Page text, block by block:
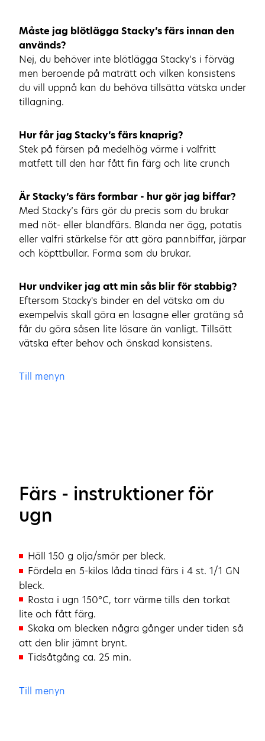
Måste jag blötlägga Stacky’s färs innan den
används?
Nej, du behöver inte blötlägga Stacky’s i förväg
men beroende på maträtt och vilken konsistens
du vill uppnå kan du behöva tillsätta vätska under
tillagning.
Hur får jag Stacky’s färs knaprig?
Stek på färsen på medelhög värme i valfritt
matfett till den har fått fin färg och lite crunch
Är Stacky’s färs formbar - hur gör jag biffar?
Med Stacky’s färs gör du precis som du brukar
med nöt- eller blandfärs. Blanda ner ägg, potatis
eller valfri stärkelse för att göra pannbiffar, järpar
och köpttbullar. Forma som du brukar.
Hur undviker jag att min sås blir för stabbig?
Eftersom Stacky's binder en del vätska om du
exempelvis skall göra en lasagne eller gratäng så
får du göra såsen lite lösare än vanligt. Tillsätt
vätska efter behov och önskad konsistens.
Till menyn
Färs - instruktioner för
ugn
Häll 150 g olja/smör per bleck.
Fördela en 5-kilos låda tinad färs i 4 st. 1/1 GN
bleck.
Rosta i ugn 150°C, torr värme tills den torkat
lite och fått färg.
Skaka om blecken några gånger under tiden så
att den blir jämnt brynt.
Tidsåtgång ca. 25 min.
Till menyn